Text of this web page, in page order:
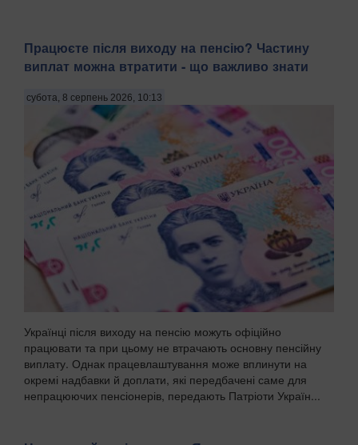
Працюєте після виходу на пенсію? Частину
виплат можна втратити - що важливо знати
субота, 8 серпень 2026, 10:13
Українці після виходу на пенсію можуть офіційно
працювати та при цьому не втрачають основну пенсійну
виплату. Однак працевлаштування може вплинути на
окремі надбавки й доплати, які передбачені саме для
непрацюючих пенсіонерів, передають Патріоти Україн...